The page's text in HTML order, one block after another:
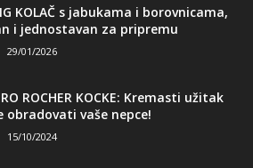
KOLAČ s jabukama i borovnicama,
i jednostavan za pripremu
29/01/2026
ROCHER KOCKE: Kremasti užitak
obradovati vaše nepce!
15/10/2024